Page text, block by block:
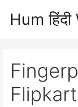
Hum
Flipkart